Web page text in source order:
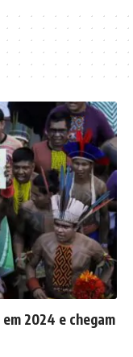
2024 e chegam